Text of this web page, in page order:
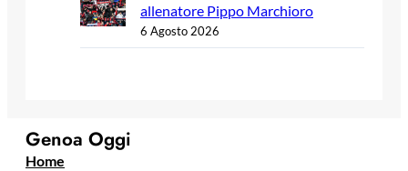
allenatore Pippo Marchioro
6 Agosto 2026
Genoa Oggi
Home